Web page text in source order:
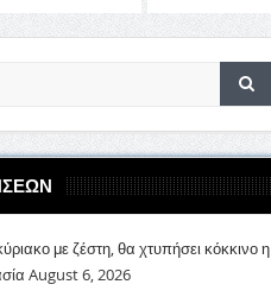
με ζέστη, θα χτυπήσει κόκκινο η
August 6, 2026